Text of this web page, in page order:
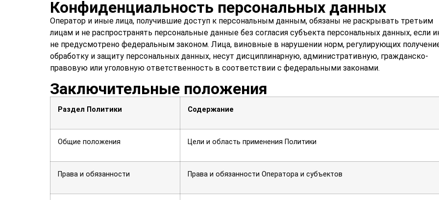
Конфиденциальность персональных данных
Оператор и иные лица, получившие доступ к персональным данным, обязаны не раскрывать третьим
лицам и не распространять персональные данные без согласия субъекта персональных данных, если
не предусмотрено федеральным законом. Лица, виновные в нарушении норм, регулирующих
обработку и защиту персональных данных, несут дисциплинарную, административную, гражданско-
правовую или уголовную ответственность в соответствии с федеральными законами.
Заключительные положения
Раздел Политики Содержание
Общие положения Цели и область применения Политики
Права и обязанности Права и обязанности Оператора и субъектов